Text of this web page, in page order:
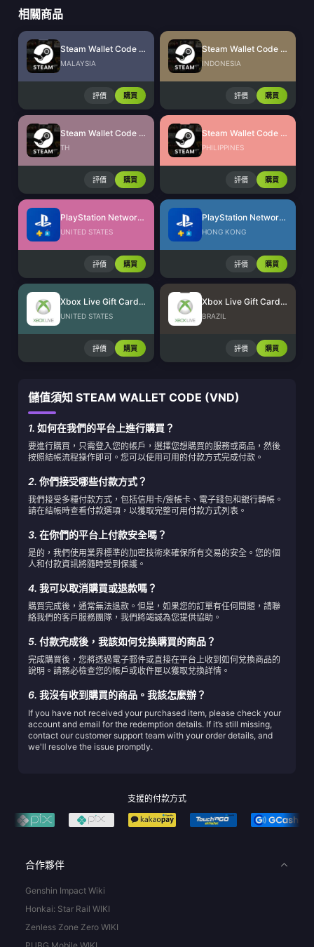
相關商品
Steam Wallet Code (MYR)
MALAYSIA
評價 購買
Steam Wallet Code (IDR)
INDONESIA
評價 購買
Steam Wallet Code (THB)
TH
評價 購買
Steam Wallet Code (PHP)
PHILIPPINES
評價 購買
PlayStation Network Card (US)
UNITED STATES
評價 購買
PlayStation Network Card (HK)
HONG KONG
評價 購買
Xbox Live Gift Card (US)
UNITED STATES
評價 購買
Xbox Live Gift Card (BR)
BRAZIL
評價 購買
儲值須知 STEAM WALLET CODE (VND)
1. 如何在我們的平台上進行購買？
要進行購買，只需登入您的帳戶，選擇您想購買的服務或商品，然後
按照結帳流程操作即可。您可以使用可用的付款方式完成付款。
2. 你們接受哪些付款方式？
我們接受多種付款方式，包括信用卡/簽帳卡、電子錢包和銀行轉帳。
請在結帳時查看付款選項，以獲取完整可用付款方式列表。
3. 在你們的平台上付款安全嗎？
是的，我們使用業界標準的加密技術來確保所有交易的安全。您的個
人和付款資訊將隨時受到保護。
4. 我可以取消購買或退款嗎？
購買完成後，通常無法退款。但是，如果您的訂單有任何問題，請聯
絡我們的客戶服務團隊，我們將竭誠為您提供協助。
5. 付款完成後，我該如何兌換購買的商品？
完成購買後，您將透過電子郵件或直接在平台上收到如何兌換商品的
說明。請務必檢查您的帳戶或收件匣以獲取兌換詳情。
6. 我沒有收到購買的商品。我該怎麼辦？
If you have not received your purchased item, please check your
account and email for the redemption details. If it’s still missing,
contact our customer support team with your order details, and
we'll resolve the issue promptly.
支援的付款方式
合作夥伴
Genshin Impact Wiki
Honkai: Star Rail WIKI
Zenless Zone Zero WIKI